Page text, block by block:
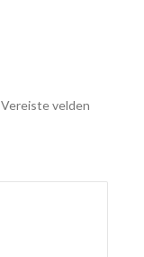
Vereiste velden